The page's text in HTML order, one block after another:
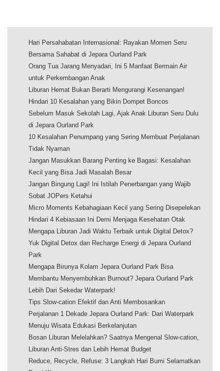
Hari Persahabatan Internasional: Rayakan Momen Seru
Bersama Sahabat di Jepara Ourland Park
Orang Tua Jarang Menyadari, Ini 5 Manfaat Bermain Air
untuk Perkembangan Anak
Liburan Hemat Bukan Berarti Mengurangi Kesenangan!
Hindari 10 Kesalahan yang Bikin Dompet Boncos
Sebelum Masuk Sekolah Lagi, Ajak Anak Liburan Seru Dulu
di Jepara Ourland Park
10 Kesalahan Penumpang yang Sering Membuat Perjalanan
Tidak Nyaman
Jangan Masukkan Barang Penting ke Bagasi: Kesalahan
Kecil yang Bisa Jadi Masalah Besar
Jangan Bingung Lagi! Ini Istilah Penerbangan yang Wajib
Sobat JOPers Ketahui
Micro Moments Kebahagiaan Kecil yang Sering Disepelekan
Hindari 4 Kebiasaan Ini Demi Menjaga Kesehatan Otak
Mengapa Liburan Jadi Waktu Terbaik untuk Digital Detox?
Yuk Digital Detox dan Recharge Energi di Jepara Ourland
Park
Mengapa Birunya Kolam Jepara Ourland Park Bisa
Membantu Menyembuhkan Burnout? Jepara Ourland Park
Lebih Dari Sekedar Waterpark!
Tips Slow-cation Efektif dan Anti Membosankan
Perjalanan 1 Dekade Jepara Ourland Park: Dari Waterpark
Menuju Wisata Edukasi Berkelanjutan
Bosan Liburan Melelahkan? Saatnya Mengenal Slow-cation,
Liburan Anti-Stres dan Lebih Hemat Budget
Reduce, Recycle, Refuse: 3 Langkah Hari Bumi Selamatkan